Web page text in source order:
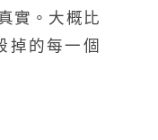
實。大概比
掉的每一個